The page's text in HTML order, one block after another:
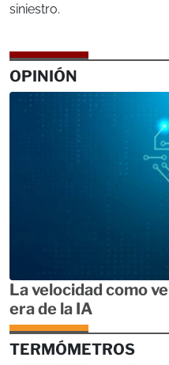
siniestro.
OPINIÓN
La velocidad como
era de la IA
TERMÓMETROS